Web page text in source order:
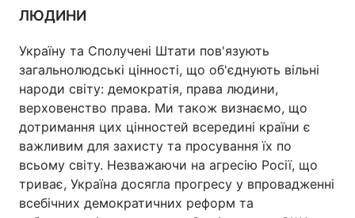
ЛЮДИНИ
Україну та Сполучені Штати пов'язують
загальнолюдські цінності, що об'єднують вільні
народи світу: демократія, права людини,
верховенство права. Ми також визнаємо, що
дотримання цих цінностей всередині країни є
важливим для захисту та просування їх по
всьому світу. Незважаючи на агресію Росії, що
триває, Україна досягла прогресу у впровадженні
всебічних демократичних реформ та